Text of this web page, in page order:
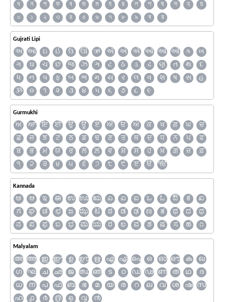
ধ
ন প ফ ব ভ ম য র ল শ ষ স হ
য়
০
১ ২ ৩ ৪ ৫ ৬ ৭ ৮ ৯ ৰ ৱ
Gujrati Lipi
અ આ ઇ ઈ ઉ ઊ ઋ ઍ એ ઐ ઑ ઓ ઔ ક
ખ
ગ
ઘ ચ છ જ ઝ ઞ ટ ઠ ડ ઢ ણ ત થ
દ
ધ
ન પ ફ બ ભ મ ય ર લ વ શ ષ સ
હ
ૐ
૦ ૧ ૨ ૩ ૪ ૫ ૬ ૭ ૮ ૯
Gurmukhi
ਅ ਆ ਇ ਈ ਉ ਊ ਏ ਐ ਓ ਔ ਕ ਖ ਗ ਘ
ਚ
ਛ
ਜ ਝ ਟ ਠ ਡ ਢ ਣ ਤ ਥ ਦ ਧ ਨ ਪ
ਫ
ਬ
ਭ ਮ ਯ ਰ ਲ ਲ਼ ਵ ਸ਼ ਸ ਹ ਖ਼ ਗ਼ ਜ਼
ਫ਼
੧
੨ ੩ ੪ ੫ ੬ ੭ ੮ ੯ ੲ ੳ ੴ
Kannada
ಅ ಆ ಇ ಈ ಉ ಊ ಋ ಎ ಏ ಐ ಒ ಓ ಔ ಕ
ಖ
ಗ
ಘ ಚ ಛ ಜ ಝ ಟ ಠ ಡ ಢ ಣ ತ ಥ ದ
ಧ
ನ
ಪ ಫ ಬ ಭ ಮ ಯ ರ ಲ ವ ಶ ಷ ಸ ಹ ೧
Malyalam
അ ആ ഇ ഈ ഉ ഊ ഋ എ ഏ ഐ ഒ ഓ ഔ ക
ഖ
ഗ
ഘ ച ഛ ജ ഝ ഞ ട ഠ ഡ ഢ ണ ത ഥ
ദ
ധ
ന പ ഫ ബ ഭ മ യ ര റ ല വ ശ ഷ
സ
ഹ
൧ ൪ ൫ ൭ ൮ ൯